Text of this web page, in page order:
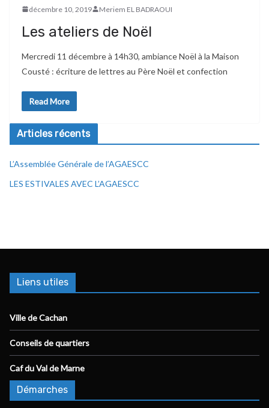
décembre 10, 2019 Meriem EL BADRAOUI
Les ateliers de Noël
Mercredi 11 décembre à 14h30, ambiance Noël à la Maison
Cousté : écriture de lettres au Père Noël et confection
Read More
Articles récents
L’Assemblée Générale de l’AGAESCC
LES ESTIVALES AVEC L’AGAESCC
Liens utiles
Ville de Cachan
Conseils de quartiers
Caf du Val de Marne
Démarches